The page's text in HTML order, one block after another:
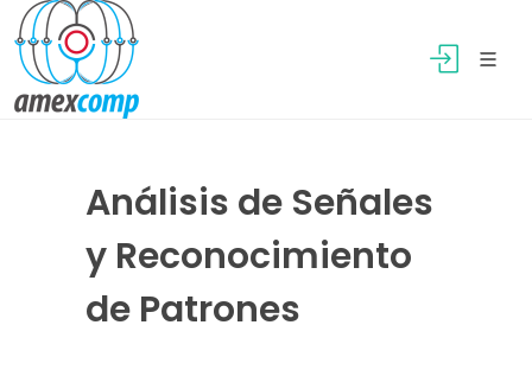
Análisis de Señales
y Reconocimiento
de Patrones